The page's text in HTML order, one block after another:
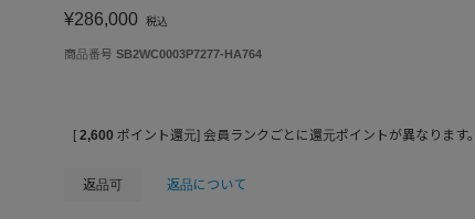
¥286,000 税込
商品番号 SB2WC0003P7277-HA764
[ 2,600 ポイント還元] 会員ランクごとに還元ポイントが異なります。
返品可 返品について